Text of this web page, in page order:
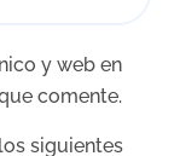
y web en
comente.
siguientes